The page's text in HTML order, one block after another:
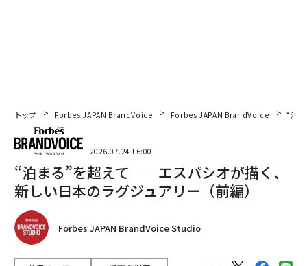
トップ Forbes JAPAN BrandVoice Forbes JAPAN BrandVoice “泊
2026.07.24 16:00
“泊まる”を超えて──エスパシオが描く、
新しい日本のラグジュアリー（前編）
Forbes JAPAN BrandVoice Studio